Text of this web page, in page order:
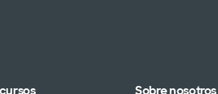
Sobre nosotros